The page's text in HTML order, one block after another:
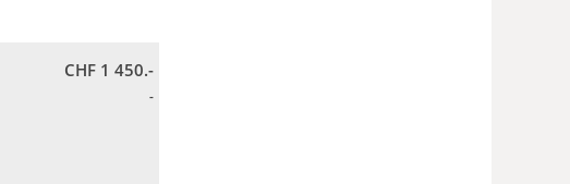
CHF 1 450.-
-